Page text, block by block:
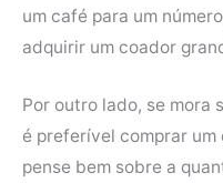
um café para um
adquirir um coador
Por outro lado, se mora
é preferível comprar um
pense bem sobre a